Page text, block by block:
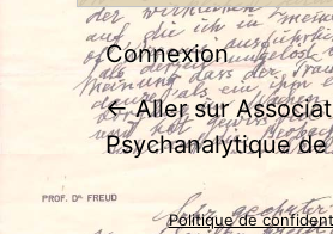
Connexion
← Aller sur
Psychanalytique de
Politique de